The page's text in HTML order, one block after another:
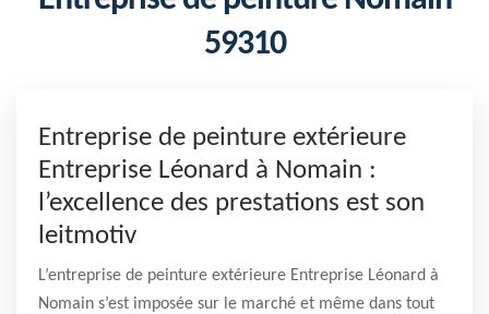
59310
Entreprise de peinture extérieure
Entreprise Léonard à Nomain :
l’excellence des prestations est son
leitmotiv
L’entreprise de peinture extérieure Entreprise Léonard à
Nomain s’est imposée sur le marché et même dans tout